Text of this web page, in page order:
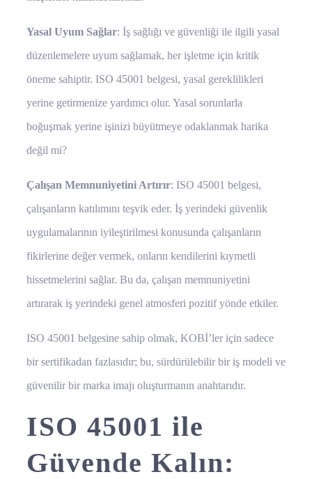
Yasal Uyum Sağlar: İş sağlığı ve güvenliği ile ilgili yasal
düzenlemelere uyum sağlamak, her işletme için kritik
öneme sahiptir. ISO 45001 belgesi, yasal gereklilikleri
yerine getirmenize yardımcı olur. Yasal sorunlarla
boğuşmak yerine işinizi büyütmeye odaklanmak harika
değil mi?
Çalışan Memnuniyetini Artırır: ISO 45001 belgesi,
çalışanların katılımını teşvik eder. İş yerindeki güvenlik
uygulamalarının iyileştirilmesi konusunda çalışanların
fikirlerine değer vermek, onların kendilerini kıymetli
hissetmelerini sağlar. Bu da, çalışan memnuniyetini
artırarak iş yerindeki genel atmosferi pozitif yönde etkiler.
ISO 45001 belgesine sahip olmak, KOBİ’ler için sadece
bir sertifikadan fazlasıdır; bu, sürdürülebilir bir iş modeli ve
güvenilir bir marka imajı oluşturmanın anahtarıdır.
ISO 45001 ile
Güvende Kalın: